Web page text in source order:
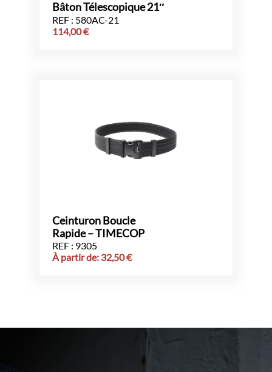
Bâton Télescopique 21″
REF : 580AC-21
114,00€
Ceinturon Boucle
Rapide – TIMECOP
REF : 9305
À partir de: 32,50€